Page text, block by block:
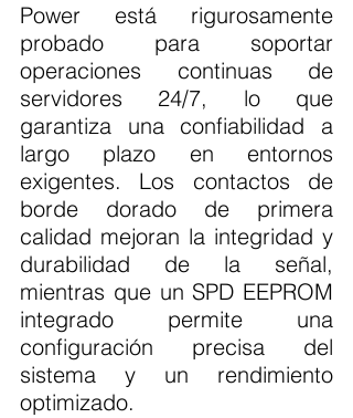
Power está rigurosamente
probado para soportar
operaciones continuas de
servidores 24/7, lo que
garantiza una confiabilidad a
largo plazo en entornos
exigentes. Los contactos de
borde dorado de primera
calidad mejoran la integridad y
durabilidad de la señal,
mientras que un SPD EEPROM
integrado permite una
configuración precisa del
sistema y un rendimiento
optimizado.